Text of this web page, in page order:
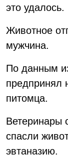
это удалось.
Животное
мужчина.
По данным
предпринял
питомца.
Ветеринары
спасли
эвтаназию.